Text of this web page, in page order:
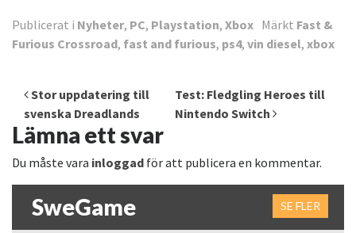
Publicerat i Nyheter, PC, Playstation, Xbox Märkt Fast &
Furious Crossroad, fast and furious, ps4, vin diesel, xbox
Inläggsnavigering
Stor uppdatering till
svenska Dreadlands
Test: Fledgling Heroes till
Nintendo Switch
Lämna ett svar
Du måste vara inloggad för att publicera en kommentar.
SweGame SE FLER